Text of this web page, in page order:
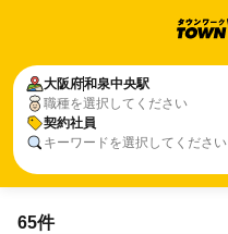
大阪府和泉中央駅
職種を選択してください
契約社員
キーワードを選択してください
65件